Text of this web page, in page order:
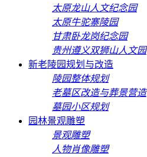
太原龙山人文纪念园
太原牛驼寨陵园
甘肃卧龙岗纪念园
贵州遵义双狮山人文园
新老陵园规划与改造
陵园整体规划
老墓区改造与葬景营造
墓园小区规划
园林景观雕塑
景观雕塑
人物肖像雕塑